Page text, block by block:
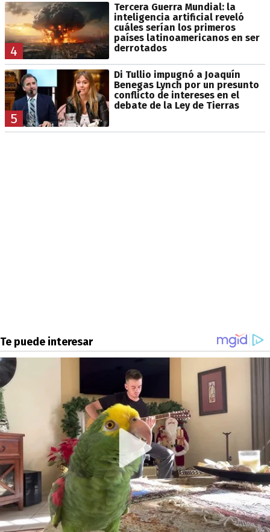
4
Tercera Guerra Mundial: la
inteligencia artificial reveló
cuáles serían los primeros
países latinoamericanos en ser
derrotados
5
Di Tullio impugnó a Joaquín
Benegas Lynch por un presunto
conflicto de intereses en el
debate de la Ley de Tierras